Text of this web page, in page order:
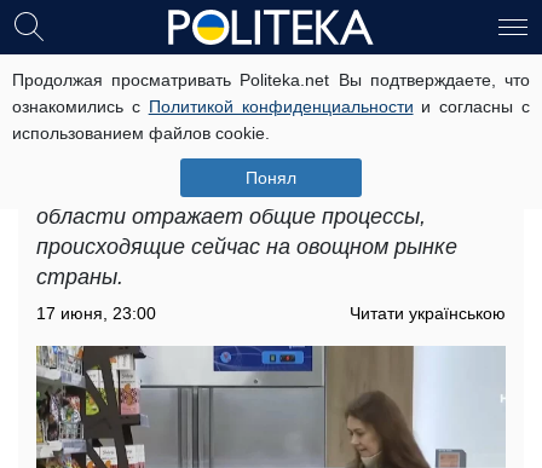
Продолжая просматривать Politeka.net Вы подтверждаете, что
ознакомились с Политикой конфиденциальности и согласны с
использованием файлов cookie.
Понял
Дефицит продуктов в
Днепропетровской области: какие
товары затронула проблема
Дефицит продуктов в Днепропетровской
области отражает общие процессы,
происходящие сейчас на овощном рынке
страны.
17 июня, 23:00 Читати українською